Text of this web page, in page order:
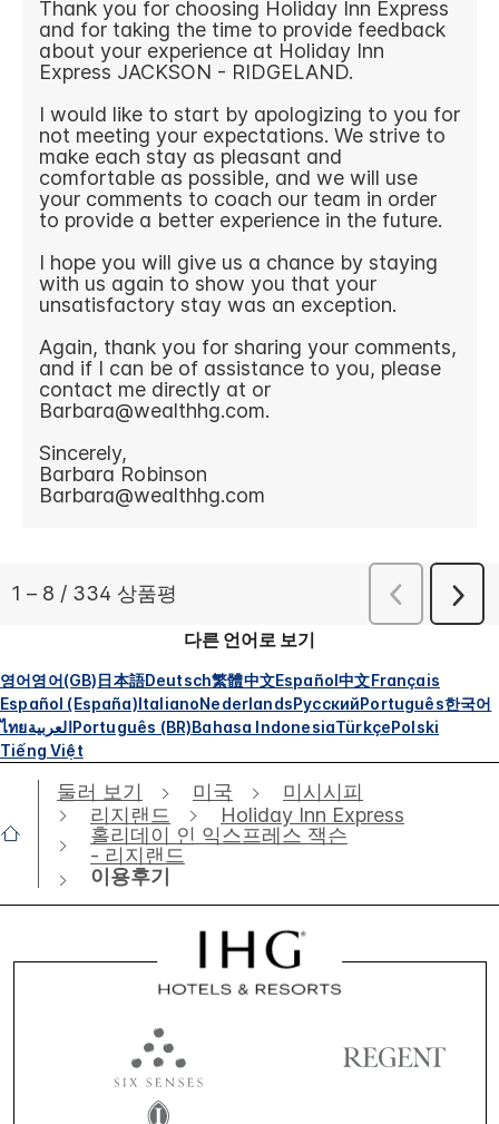
다른 언어로 보기
영어영어(GB)日本語Deutsch繁體中文Español中文Français
Español (España)ItalianoNederlandsРусскийPortuguês한국어
ไทยالعربيةPortuguês (BR)Bahasa IndonesiaTürkçePolski
Tiếng Việt
둘러 보기 미국
미시시피
리지랜드
Holiday Inn Express
홀리데이 인 익스프레스 잭슨
- 리지랜드
이용후기